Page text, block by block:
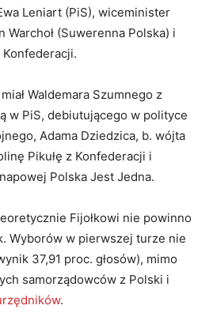
Leniart (PiS), wiceminister
(Suwerenna Polska) i
Konfederacji.
Waldemara Szumnego z
w PiS, debiutującego w polityce
Adama Dziedzica, b. wójta
Pikułę z Konfederacji i
Polska Jest Jedna.
Fijołkowi nie powinno
Wyborów w pierwszej turze nie
37,91 proc. głosów), mimo
samorządowców z Polski i
.